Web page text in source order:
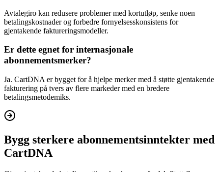
Avtalegiro kan redusere problemer med kortutløp, senke noen
betalingskostnader og forbedre fornyelsesskonsistens for
gjentakende faktureringsmodeller.
Er dette egnet for internasjonale
abonnementsmerker?
Ja. CartDNA er bygget for å hjelpe merker med å støtte gjentakende
fakturering på tvers av flere markeder med en bredere
betalingsmetodemiks.
Bygg sterkere abonnementsinntekter med
CartDNA